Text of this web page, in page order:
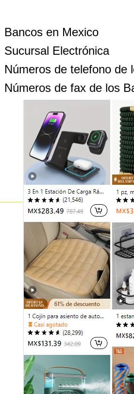
Bancos en Mexico
Sucursal Electrónica
Números de telefono de
Números de fax de los